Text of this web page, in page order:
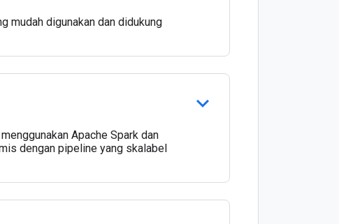
mudah digunakan dan didukung
Apache Spark dan
dengan pipeline yang skalabel